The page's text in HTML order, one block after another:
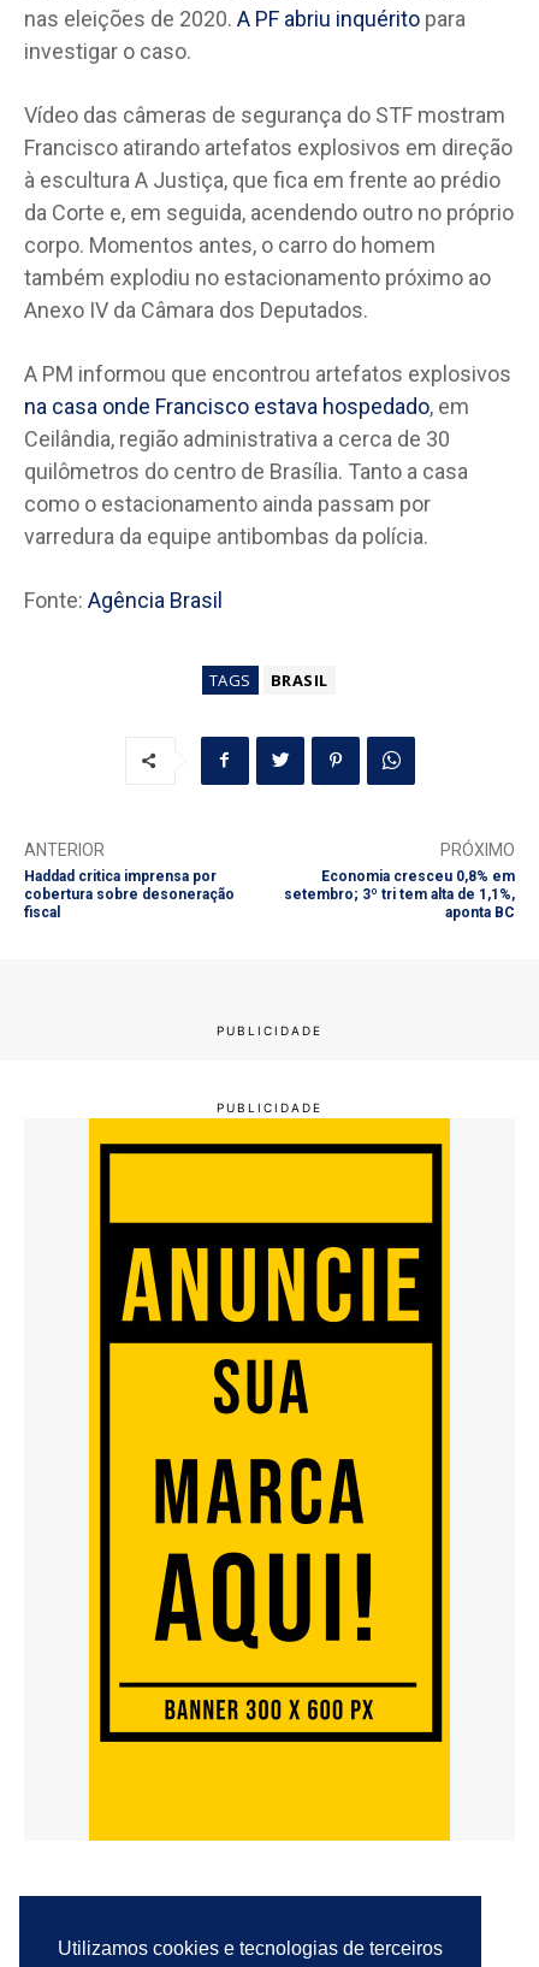
Utilizamos cookies e tecnologias de terceiros
nas eleições de 2020. A PF abriu inquérito para
investigar o caso.
Vídeo das câmeras de segurança do STF mostram
Francisco atirando artefatos explosivos em direção
à escultura A Justiça, que fica em frente ao prédio
da Corte e, em seguida, acendendo outro no próprio
corpo. Momentos antes, o carro do homem
também explodiu no estacionamento próximo ao
Anexo IV da Câmara dos Deputados.
A PM informou que encontrou artefatos explosivos
na casa onde Francisco estava hospedado, em
Ceilândia, região administrativa a cerca de 30
quilômetros do centro de Brasília. Tanto a casa
como o estacionamento ainda passam por
varredura da equipe antibombas da polícia.
Fonte: Agência Brasil
TAGS BRASIL
ANTERIOR
Haddad critica imprensa por
cobertura sobre desoneração
fiscal
PRÓXIMO
Economia cresceu 0,8% em
setembro; 3º tri tem alta de 1,1%,
aponta BC